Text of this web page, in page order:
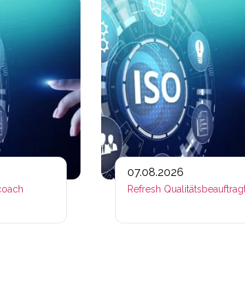
07.08.2026
Refresh